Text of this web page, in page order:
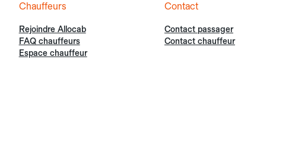
Chauffeurs
Rejoindre Allocab
FAQ chauffeurs
Espace chauffeur
Contact
Contact passager
Contact chauffeur